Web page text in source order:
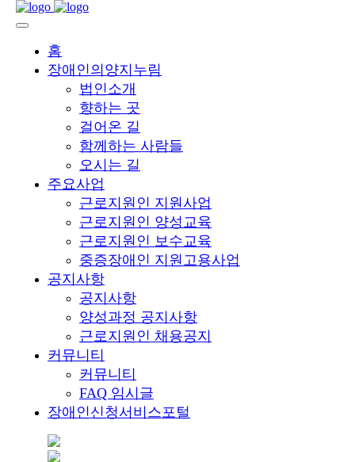
홈
장애인의양지누림
법인소개
향하는 곳
걸어온 길
함께하는 사람들
오시는 길
주요사업
근로지원인 지원사업
근로지원인 양성교육
근로지원인 보수교육
중증장애인 지원고용사업
공지사항
공지사항
양성과정 공지사항
근로지원인 채용공지
커뮤니티
커뮤니티
FAQ 임시글
장애인신청서비스포털